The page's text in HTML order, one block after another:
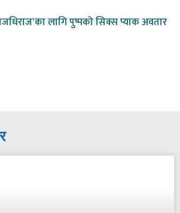
लागि पुष्पको सिक्स प्याक अवतार